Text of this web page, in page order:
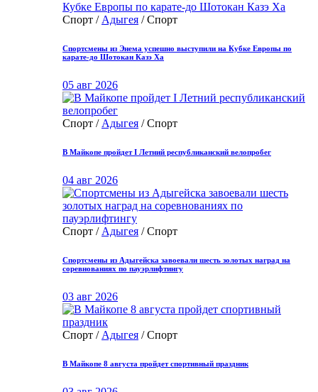
Спорт / Адыгея / Спорт
Спортсмены из Энема успешно выступили на Кубке Европы по
карате-до Шотокан Казэ Ха
05 авг 2026
Спорт / Адыгея / Спорт
В Майкопе пройдет I Летний республиканский велопробег
04 авг 2026
Спорт / Адыгея / Спорт
Спортсмены из Адыгейска завоевали шесть золотых наград на
соревнованиях по пауэрлифтингу
03 авг 2026
Спорт / Адыгея / Спорт
В Майкопе 8 августа пройдет спортивный праздник